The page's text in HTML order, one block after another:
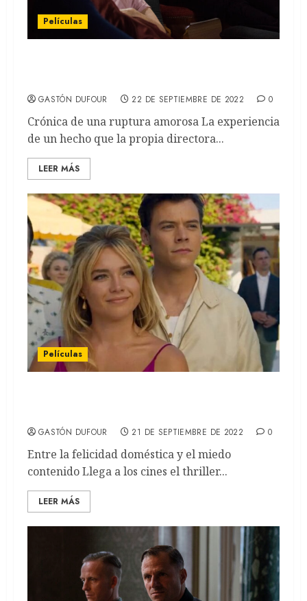
Películas
GASTÓN DUFOUR 22 DE SEPTIEMBRE DE 2022 0
Crónica de una ruptura amorosa La experiencia
de un hecho que la propia directora...
LEER MÁS
Películas
GASTÓN DUFOUR 21 DE SEPTIEMBRE DE 2022 0
Entre la felicidad doméstica y el miedo
contenido Llega a los cines el thriller...
LEER MÁS